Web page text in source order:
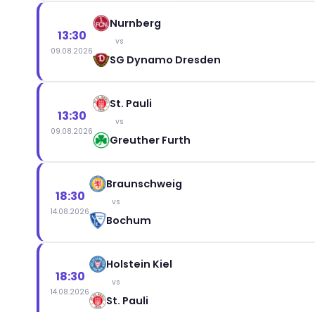
13:30
09.08.2026
Nurnberg
vs
SG Dynamo Dresden
13:30
09.08.2026
St. Pauli
vs
Greuther Furth
18:30
14.08.2026
Braunschweig
vs
Bochum
18:30
14.08.2026
Holstein Kiel
vs
St. Pauli